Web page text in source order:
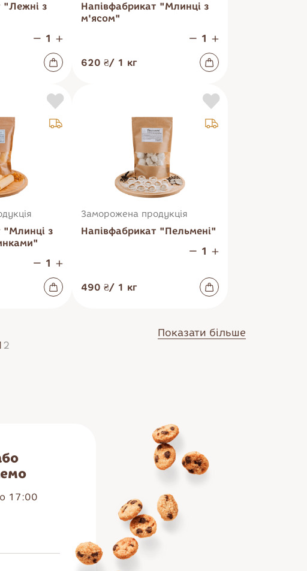
"Лежні з
Напівфабрикат "Млинці з
м'ясом"
620 ₴/ 1 кг
"Млинці з
Заморожена продукція
Напівфабрикат "Пельмені"
490 ₴/ 1 кг
Показати більше
2
17:00